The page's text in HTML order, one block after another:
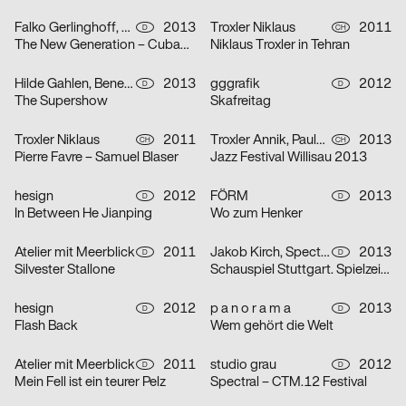
Falko Gerlinghoff, Markus Lange D
2013
The New Generation – Cuban Remix
Troxler Niklaus CH
2011
Niklaus Troxler in Tehran
Hilde Gahlen, Benedikt Bock, Lysanne Bellemare D
2013
The Supershow
gggrafik D
2012
Skafreitag
Troxler Niklaus CH
2011
Pierre Favre – Samuel Blaser
Troxler Annik, Paula Troxler CH
2013
Jazz Festival Willisau 2013
hesign D
2012
In Between He Jianping
FÖRM D
2013
Wo zum Henker
Atelier mit Meerblick D
2011
Silvester Stallone
Jakob Kirch, Spector Bureau D
2013
Schauspiel Stuttgart. Spielzeit 2013/2014
hesign D
2012
Flash Back
p a n o r a m a D
2013
Wem gehört die Welt
Atelier mit Meerblick D
2011
Mein Fell ist ein teurer Pelz
studio grau D
2012
Spectral – CTM.12 Festival